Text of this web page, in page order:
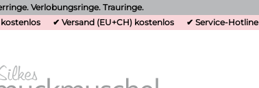
Verlobungsringe. Trauringe.
✔ Versand (EU+CH) kostenlos ✔ Service-Hotline